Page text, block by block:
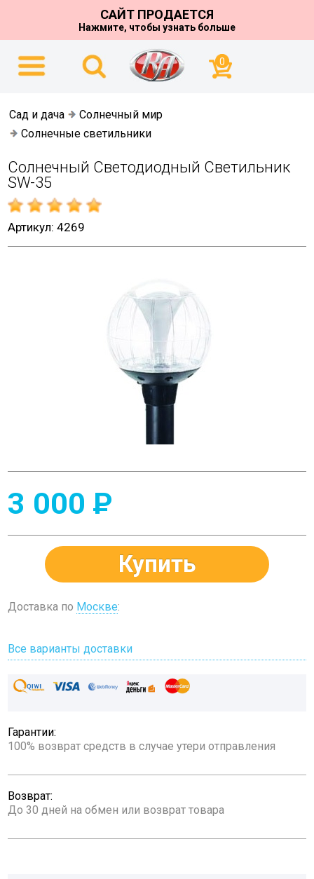
САЙТ ПРОДАЕТСЯ
Нажмите, чтобы узнать больше
0
Сад и дача
Солнечный мир
Солнечные светильники
Солнечный Светодиодный Светильник
SW-35
Артикул: 4269
3 000 P
Купить
Доставка по Москве:
Все варианты доставки
Гарантии:
100% возврат средств в случае утери отправления
Возврат:
До 30 дней на обмен или возврат товара